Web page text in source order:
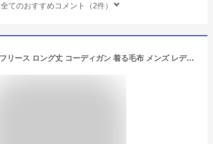
全てのおすすめコメント（2件）
送料無料 ボアフリース ロング丈 コーディガン 着る毛布 メンズ レディース ショート ミディアム ロング 暖かい 部屋着 カーディガン ルームウェア【RQ0819】